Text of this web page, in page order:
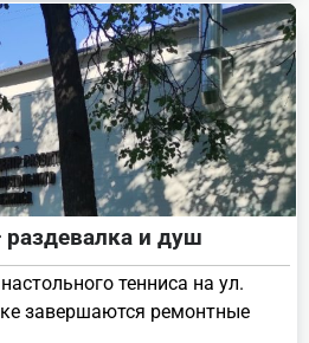
и душ
тенниса на ул.
завершаются ремонтные